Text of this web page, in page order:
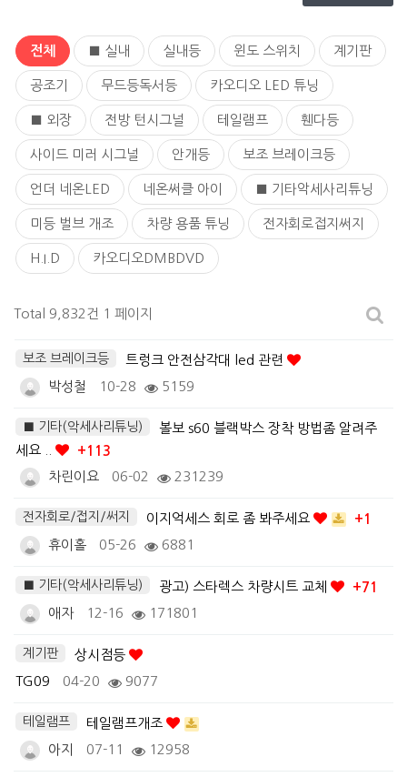
전체 ■ 실내 실내등 윈도 스위치 계기판
공조기 무드등독서등 카오디오 LED 튜닝
■ 외장 전방 턴시그널 테일램프 휀다등
사이드 미러 시그널 안개등 보조 브레이크등
언더 네온LED 네온써클 아이 ■ 기타악세사리튜닝
미등 벌브 개조 차량 용품 튜닝 전자회로접지써지
H.I.D 카오디오DMBDVD
Total 9,832건 1 페이지
보조 브레이크등
트렁크 안전삼각대 led 관련
박성철
10-28 5159
■ 기타(악세사리튜닝)
볼보 s60 블랙박스 장착 방법좀 알려주
세요 ..
+113
차린이요
06-02 231239
전자회로/접지/써지 이지억세스 회로 좀 봐주세요
+1
휴이홀
05-26 6881
■ 기타(악세사리튜닝) 광고) 스타렉스 차량시트 교체
+71
애자
12-16 171801
계기판
상시점등
TG09
04-20 9077
테일램프
테일램프개조
아지
07-11 12958